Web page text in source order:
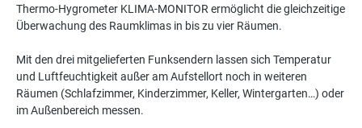
Thermo-­Hygrometer KLIMA-MONITOR ermöglicht die gleichzeitige
Überwachung des Raumklimas in bis zu vier Räumen.
Mit den drei mitgelieferten Funksendern lassen sich Temperatur
und Luftfeuchtigkeit außer am Aufstellort noch in weiteren
Räumen (Schlafzimmer, Kinderzimmer, Keller, Wintergarten…) oder
im Außenbereich messen.